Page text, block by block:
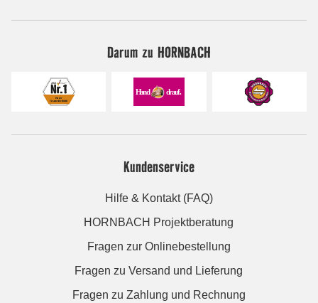
Darum zu HORNBACH
Kundenservice
Hilfe & Kontakt (FAQ)
HORNBACH Projektberatung
Fragen zur Onlinebestellung
Fragen zu Versand und Lieferung
Fragen zu Zahlung und Rechnung